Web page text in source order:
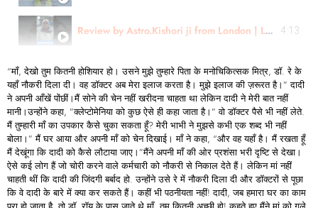
Review by Astro.Kishori ji from London | Learn Astrology 4:13
“माँ, देखो तुम कितनी होशियार हो। उसने मुझे तुम्हारे पिता के मनोचिकित्सक मित्र, डॉ. रे के
यहाँ नौकरी दिला दी। वह डॉक्टर अब मेरा इलाज करता है। मुझे इलाज की ज़रूरत है।” दादी
ने अपनी आँखें पोंछीं।मैं सोने की चेन नहीं खरीदना चाहता था लेकिन दादी ने मेरी बात नहीं
मानी।उन्होंने कहा, ”क्लेप्टोमेनिया को कुछ ऐसे ही कहा जाता है।” वो डॉक्टर पैसे भी नहीं लेते.
मैं तुम्हारी माँ का उपकार कैसे चुका सकता हूँ? मेरी भाभी ने मुझसे कभी एक शब्द भी नहीं
बोला।” मैं घर आया और अपनी माँ को चेन दिखाई। माँ ने कहा, “और वह यहाँ है। मैं रखता हूँ
मैं देखूंगा कि दादी को कैसे लौटाया जाए।”मैंने अपनी माँ की ओर प्रशंसा भरी दृष्टि से देखा।
ऐसे कई लोग हैं जो चोरी करने वाले कर्मचारी को नौकरी से निकाल देते हैं। लेकिन मां नहीं
चाहती थीं कि दादी की जिंदगी बर्बाद हो. उन्होंने उसे रे में नौकरी दिला दी और डॉक्टरों से पूछा
कि वे दादी के बारे में क्या कर सकते हैं। कहीं भी पठनीयता नहीं! दादी, जब हमारा घर का काम